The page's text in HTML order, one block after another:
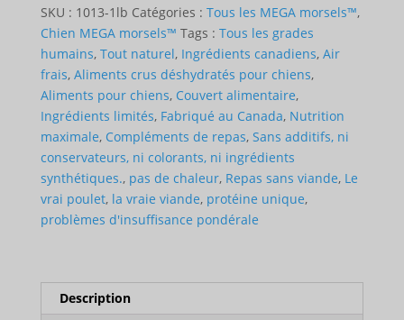
Brown
Rice
(for
Dogs)
SKU : 1013-1lb Catégories : Tous les MEGA morsels™,
Chien MEGA morsels™ Tags : Tous les grades
humains, Tout naturel, Ingrédients canadiens, Air
frais, Aliments crus déshydratés pour chiens,
Aliments pour chiens, Couvert alimentaire,
Ingrédients limités, Fabriqué au Canada, Nutrition
maximale, Compléments de repas, Sans additifs, ni
conservateurs, ni colorants, ni ingrédients
synthétiques., pas de chaleur, Repas sans viande, Le
vrai poulet, la vraie viande, protéine unique,
problèmes d'insuffisance pondérale
Description